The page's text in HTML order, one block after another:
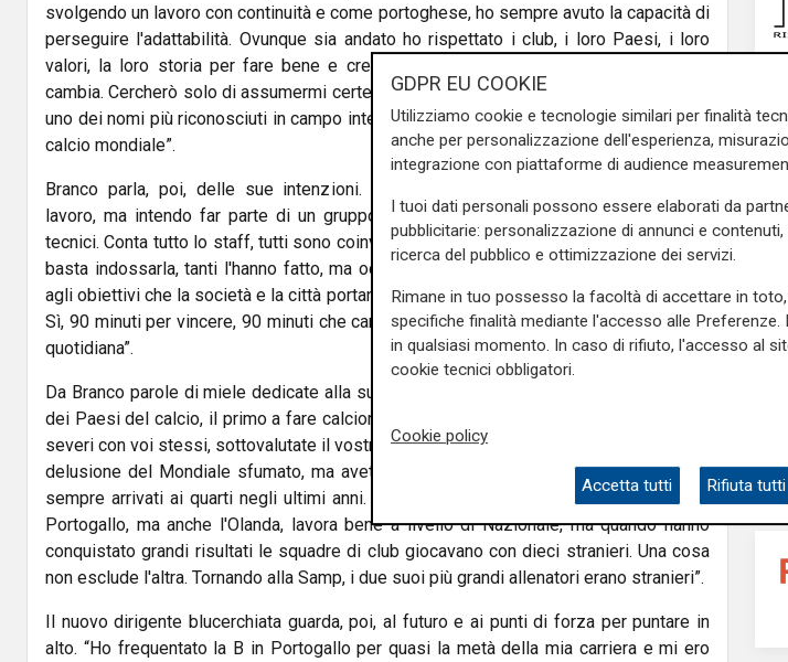
svolgendo un lavoro con continuità e come portoghese, ho sempre avuto la capacità di
perseguire l'adattabilità. Ovunque sia andato ho rispettato i club, i loro Paesi, i loro
valori, la loro storia per fare bene e creare basi su cui operare. Il passato non si
cambia. Cercherò solo di assumermi certe responsabilità, ben sapendo che la Samp è
uno dei nomi più riconosciuti in campo internazionale e la sua maglia è la più bella del
calcio mondiale”.
Branco parla, poi, delle sue intenzioni. “Non voglio promettere semplicemente il
lavoro, ma intendo far parte di un gruppo di tante persone, e non solo giocatori o
tecnici. Conta tutto lo staff, tutti sono coinvolti nello stesso spirito. Questa maglia non
basta indossarla, tanti l'hanno fatto, ma occorre vincere con questo simbolo, arrivare
agli obiettivi che la società e la città portano avanti. Puntiamo a vincere ogni domenica.
Sì, 90 minuti per vincere, 90 minuti che cambiano l'umore di tante persone, la loro vita
quotidiana”.
Da Branco parole di miele dedicate alla sua nuova patria professionale. “L'Italia è uno
dei Paesi del calcio, il primo a fare calciomercato con pregi e difetti. Voi siete troppo
severi con voi stessi, sottovalutate il vostro potenziale che è grandissimo. Vero, c'è la
delusione del Mondiale sfumato, ma avete appena vinto l'Europeo under 17 e siete
sempre arrivati ai quarti negli ultimi anni. Vi invito a guardare più la parte positiva. Il
Portogallo, ma anche l'Olanda, lavora bene a livello di Nazionale, ma quando hanno
conquistato grandi risultati le squadre di club giocavano con dieci stranieri. Una cosa
non esclude l'altra. Tornando alla Samp, i due suoi più grandi allenatori erano stranieri”.
Il nuovo dirigente blucerchiata guarda, poi, al futuro e ai punti di forza per puntare in
alto. “Ho frequentato la B in Portogallo per quasi la metà della mia carriera e mi ero
GDPR EU COOKIE
Utilizziamo cookie e tecnologie similari per finalità
anche per personalizzazione dell'esperienza,
integrazione con piattaforme di audience
I tuoi dati personali possono essere elaborati da
pubblicitarie: personalizzazione di annunci e
ricerca del pubblico e ottimizzazione dei servizi.
Rimane in tuo possesso la facoltà di accettare in
specifiche finalità mediante l'accesso alle
in qualsiasi momento. In caso di rifiuto, l'accesso al
cookie tecnici obbligatori.
Cookie policy
Accetta tutti Rifiuta tutti